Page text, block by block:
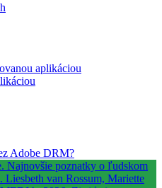
aplikáciou
Adobe DRM?